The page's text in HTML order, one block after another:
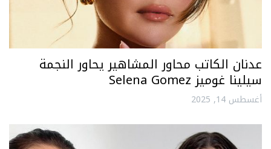
عدنان الكاتب محاور المشاهير يحاور النجمة
سيلينا غوميز Selena Gomez
أغسطس 14, 2025